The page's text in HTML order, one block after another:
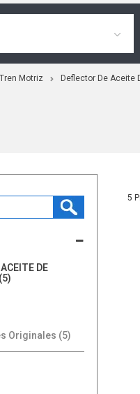
Tren Motriz Deflector De Aceite
Originales (5)
5